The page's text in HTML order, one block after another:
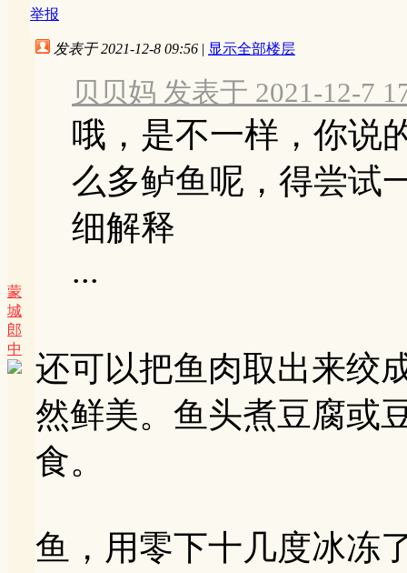
举报
蒙
城
郎
中
发表于 2021-12-8 09:56 | 显示全部楼层
贝贝妈 发表于 2021-12-7
哦，是不一样，你说
么多鲈鱼呢，得尝试
细解释
...
还可以把鱼肉取出来绞
然鲜美。鱼头煮豆腐或
食。
鱼，用零下十几度冰冻